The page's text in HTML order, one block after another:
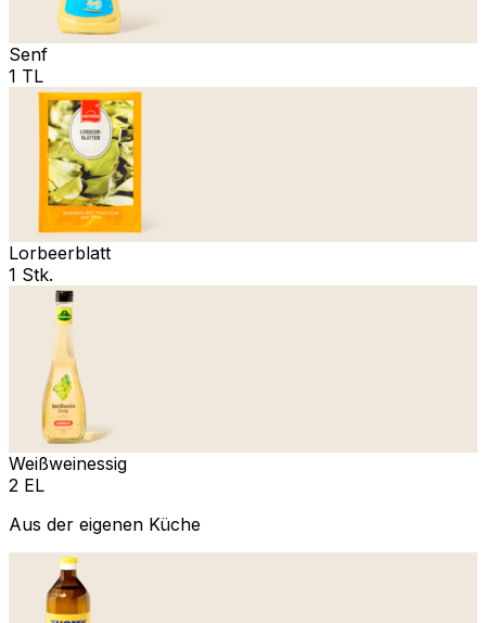
Senf
1 TL
Lorbeerblatt
1 Stk.
Weißweinessig
2 EL
Aus der eigenen Küche